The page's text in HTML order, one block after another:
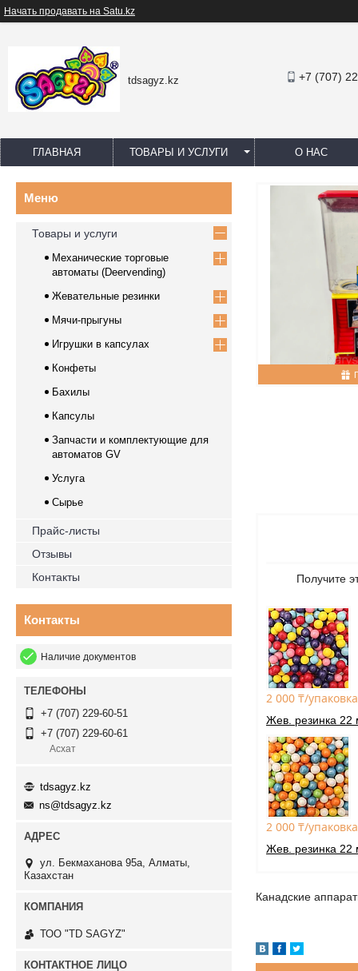
Начать продавать на Satu.kz
tdsagyz.kz +7 (707)
ГЛАВНАЯ ТОВАРЫ И УСЛУГИ О НАС
Получите
2 000 ₸/упаковка
Жев. резинка 22
2 000 ₸/упаковка
Жев. резинка 22
Канадские
Товары и услуги
Механические торговые
автоматы (Deervending)
Жевательные резинки
Мячи-прыгуны
Игрушки в капсулах
Конфеты
Бахилы
Капсулы
Запчасти и комплектующие для
автоматов GV
Услуга
Сырье
Прайс-листы
Отзывы
Контакты
Контакты
Наличие документов
+7 (707) 229-60-51
+7 (707) 229-60-61
Асхат
tdsagyz.kz
ns@tdsagyz.kz
ул. Бекмаханова 95а, Алматы,
Казахстан
ТОО "TD SAGYZ"